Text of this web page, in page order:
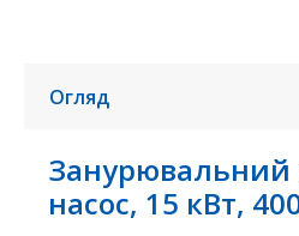
насос, 15 кВт,